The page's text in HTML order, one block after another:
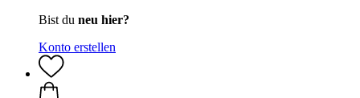
Bist du neu hier?
Konto erstellen